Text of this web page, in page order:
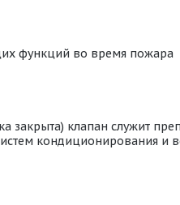
функций во время пожара
клапан служит
кондиционирования